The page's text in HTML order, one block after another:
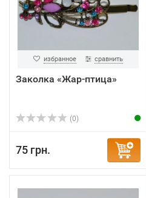
избранное сравнить
Заколка «Жар-птица»
(0)
75 грн.